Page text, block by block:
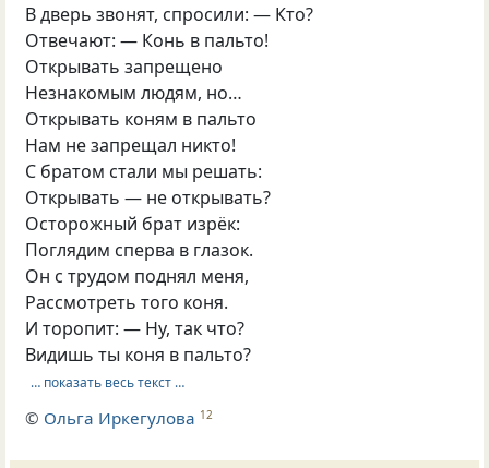
В дверь звонят, спросили: — Кто?
Отвечают: — Конь в пальто!
Открывать запрещено
Незнакомым людям, но…
Открывать коням в пальто
Нам не запрещал никто!
С братом стали мы решать:
Открывать — не открывать?
Осторожный брат изрёк:
Поглядим сперва в глазок.
Он с трудом поднял меня,
Рассмотреть того коня.
И торопит: — Ну, так что?
Видишь ты коня в пальто?
… показать весь текст …
© Ольга Иркегулова 12